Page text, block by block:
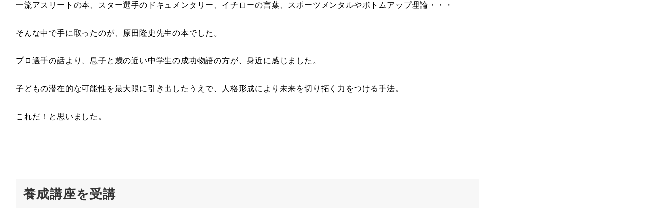
一流アスリートの本、スター選手のドキュメンタリー、イチローの言葉、スポーツメンタルやボトムアップ理論・・・
そんな中で手に取ったのが、原田隆史先生の本でした。
プロ選手の話より、息子と歳の近い中学生の成功物語の方が、身近に感じました。
子どもの潜在的な可能性を最大限に引き出したうえで、人格形成により未来を切り拓く力をつける手法。
これだ！と思いました。
養成講座を受講